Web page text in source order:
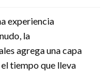
experiencia
la
agrega una capa
tiempo que lleva